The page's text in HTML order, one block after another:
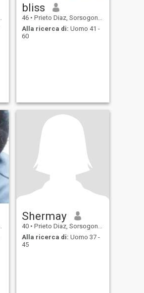
bliss
46 • Prieto Diaz, Sorsogon, Filippine
Alla ricerca di: Uomo 41 -
60
Shermay
40 • Prieto Diaz, Sorsogon, Filippine
Alla ricerca di: Uomo 37 -
45